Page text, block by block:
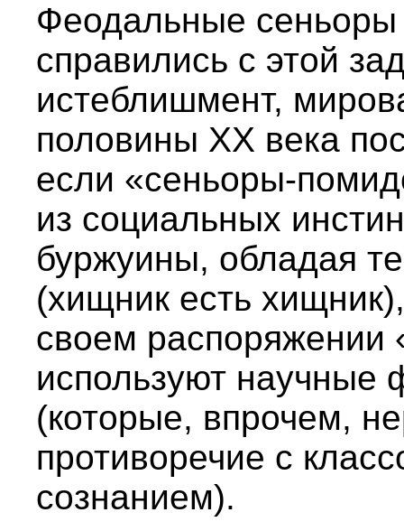
Феодальные
справились с этой
истеблишмент,
половины XX века
если «сеньоры-
из социальных
буржуины, обладая
(хищник есть
своем
используют
(которые, впрочем,
противоречие с
сознанием).